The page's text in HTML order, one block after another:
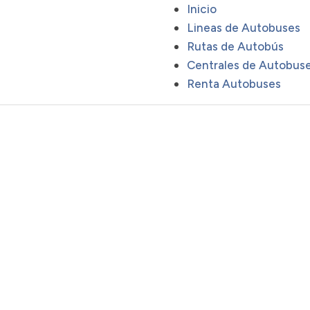
Inicio
Lineas de Autobuses
Rutas de Autobús
Centrales de
Renta Autobuses